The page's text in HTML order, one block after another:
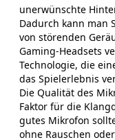
unerwünschte
Dadurch kann man
von störenden
Gaming-Headsets
Technologie, die
das Spielerlebnis
Die Qualität des
Faktor für die
gutes Mikrofon
ohne Rauschen